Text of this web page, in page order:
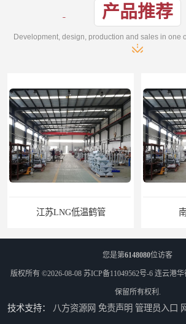
产品推荐
南通LNG鹤管
您是第6148080位访客
版权所有 ©2026-08-08 苏ICP备11049562号-6 连云港华
保留所有权利.
技术支持： 八方资源网 免责声明 管理员入口